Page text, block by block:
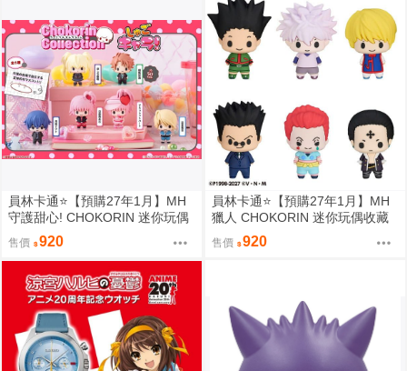
員林卡通⭐️【預購27年1月】MH
守護甜心! CHOKORIN 迷你玩偶
收藏集 第1彈 中盒6入 0813
售價 920
員林卡通⭐️【預購27年1月】MH
獵人 CHOKORIN 迷你玩偶收藏
集 第1彈 中盒6入 0813
售價 920